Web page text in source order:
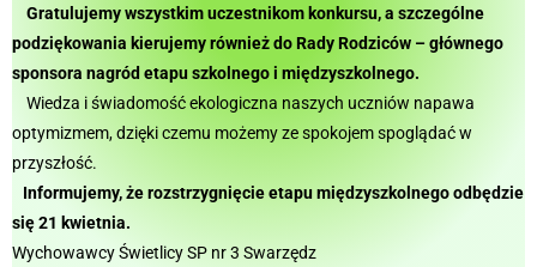
Gratulujemy wszystkim uczestnikom konkursu, a szczególne
podziękowania kierujemy również do Rady Rodziców – głównego
sponsora nagród etapu szkolnego i międzyszkolnego.
Wiedza i świadomość ekologiczna naszych uczniów napawa
optymizmem, dzięki czemu możemy ze spokojem spoglądać w
przyszłość.
Informujemy, że rozstrzygnięcie etapu międzyszkolnego odbędzie
się 21 kwietnia.
Wychowawcy Świetlicy SP nr 3 Swarzędz